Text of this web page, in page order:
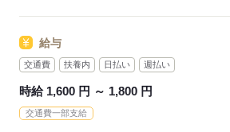
・前職：ショップ店員
予定を見ながらストレスフリーに働けます
応募する
▼未経験スタート出来るお仕事たくさん！
◇未経験大歓迎
◇オフィスワーク経験者大歓迎
給与
交通費 扶養内 日払い 週払い
時給 1,600 円 ～ 1,800 円
交通費一部支給